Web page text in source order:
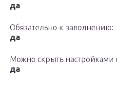
да
Обязательно к заполнению:
да
Можно скрыть настройками
да